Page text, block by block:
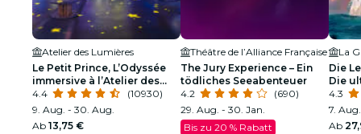
Atelier des Lumières
Le Petit Prince, L’Odyssée
immersive à l’Atelier des
Lumières
4.4
(10930)
9. Aug. - 30. Aug.
Ab 13,75 €
Théâtre de l’Alliance Française
The Jury Experience – Ein
tödliches Seeabenteuer
4.2
(690)
29. Aug. - 30. Jan.
Bis zu 20 % Rabatt
La
Die
Die
4.3
7.
Ab